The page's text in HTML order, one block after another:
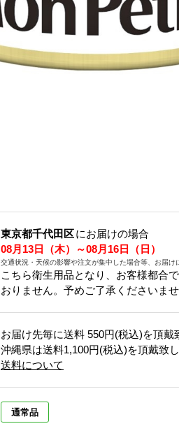
東京都千代田区にお届けの場合
08月13日（木）～08月16日（日）
交通状況・天候の影響や注文が集中した場合等、お届け
こちら衛生用品となり、お客様都合
おりません。予めご了承くださいませ
お届け先毎に送料 550円(税込)を頂戴
沖縄県は送料1,100円(税込)を頂戴致し
送料について
通常品